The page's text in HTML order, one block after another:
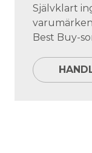
Självklart
Best Buy-